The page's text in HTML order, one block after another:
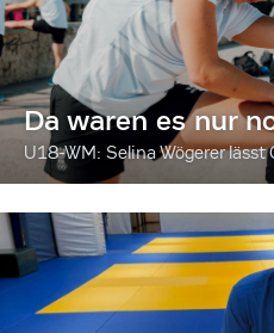
Da waren es nur
U18-WM: Selina Wögerer lässt